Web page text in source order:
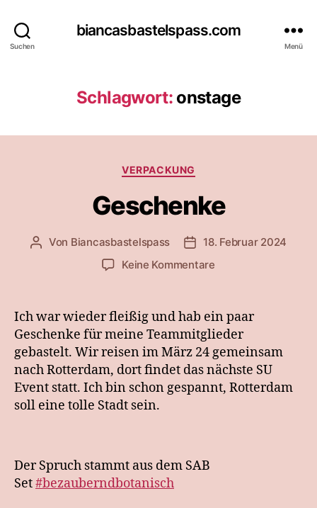
Suchen
biancasbastelspass.com
Menü
Schlagwort: onstage
Kategorien
VERPACKUNG
Geschenke
Beitragsautor
Von Biancasbastelspass Beitragsdatum
18. Februar 2024
Keine Kommentarezu
Ich war wieder fleißig und hab ein paar
Geschenke für meine Teammitglieder
gebastelt. Wir reisen im März 24 gemeinsam
nach Rotterdam, dort findet das nächste SU
Event statt. Ich bin schon gespannt, Rotterdam
soll eine tolle Stadt sein.
Der Spruch stammt aus dem SAB
Set#bezauberndbotanisch